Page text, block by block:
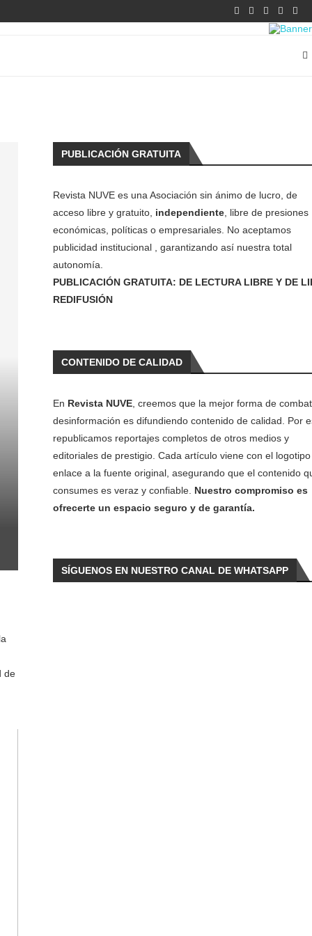
de
PUBLICACIÓN GRATUITA
Revista NUVE es una Asociación sin ánimo de lucro, de
acceso libre y gratuito, independiente, libre de presiones
económicas, políticas o empresariales. No aceptamos
publicidad institucional , garantizando así nuestra total
autonomía.
PUBLICACIÓN GRATUITA: DE LECTURA LIBRE Y DE
REDIFUSIÓN
CONTENIDO DE CALIDAD
En Revista NUVE, creemos que la mejor forma de
desinformación es difundiendo contenido de calidad. Por
republicamos reportajes completos de otros medios y
editoriales de prestigio. Cada artículo viene con el
enlace a la fuente original, asegurando que el contenido
consumes es veraz y confiable. Nuestro compromiso es
ofrecerte un espacio seguro y de garantía.
SÍGUENOS EN NUESTRO CANAL DE WHATSAPP